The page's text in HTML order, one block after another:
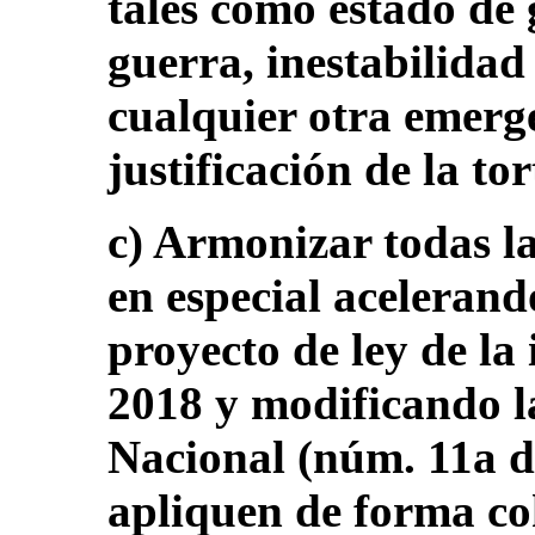
guerra,
cualquier otra
justificación de la
c) Armonizar todas
en especial
proyecto de ley de
2018 y modificando
Nacional (núm. 11a
apliquen de forma